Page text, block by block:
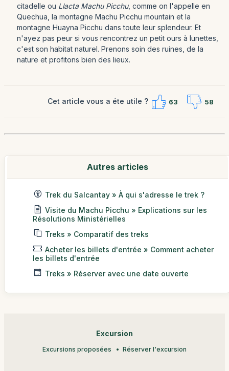
citadelle ou Llacta Machu Picchu, comme on l'appelle en
Quechua, la montagne Machu Picchu mountain et la
montagne Huayna Picchu dans toute leur splendeur. Et
n'ayez pas peur si vous rencontrez un petit ours à lunettes,
c'est son habitat naturel. Prenons soin des ruines, de la
nature et profitons bien des lieux.
Cet article vous a éte utile ? 63 58
Autres articles
Trek du Salcantay » À qui s'adresse le trek ?
Visite du Machu Picchu » Explications sur les
Résolutions Ministérielles
Treks » Comparatif des treks
Acheter les billets d'entrée » Comment acheter
les billets d'entrée
Treks » Réserver avec une date ouverte
Excursion
Excursions proposées Réserver l'excursion